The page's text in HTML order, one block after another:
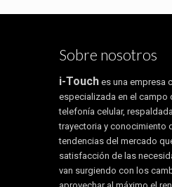
Sobre nosotros
i-Touch es una empresa
especializada en el campo
telefonía celular,
trayectoria y conocimiento
tendencias del mercado
satisfacción de las
van surgiendo con los